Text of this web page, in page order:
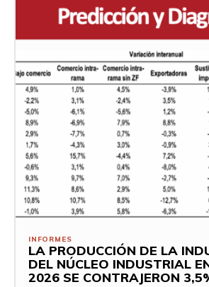
INFORMES
LA PRODUCCIÓN DE LA
DEL NÚCLEO INDUSTRIAL
2026 SE CONTRAJERON